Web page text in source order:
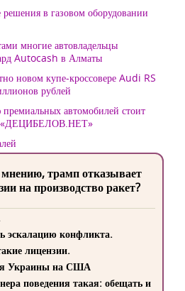
в газовом оборудовании
многие автовладельцы
Autocash в Алматы
новом купе-кроссовере Audi RS
рублей
автомобилей стоит
«ДЕЦИБЕЛОВ.НЕТ»
трамп отказывает
на производство ракет?
эскалацию конфликта.
лицензии.
Украины на США
поведения такая: обещать и